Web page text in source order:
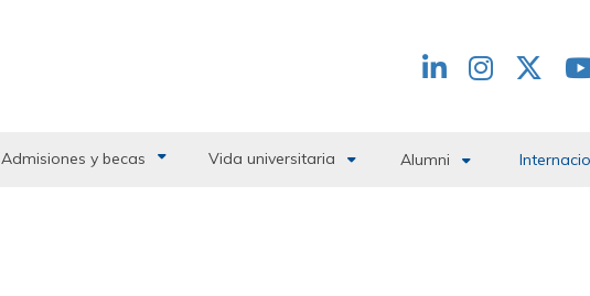
Redes
Admisiones y becas Vida universitaria Alumni